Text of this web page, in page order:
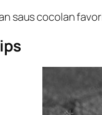
saus cocolan